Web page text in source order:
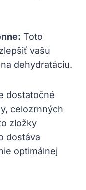
Toto
vašu
dehydratáciu.
dostatočné
celozrnných
zložky
dostáva
optimálnej